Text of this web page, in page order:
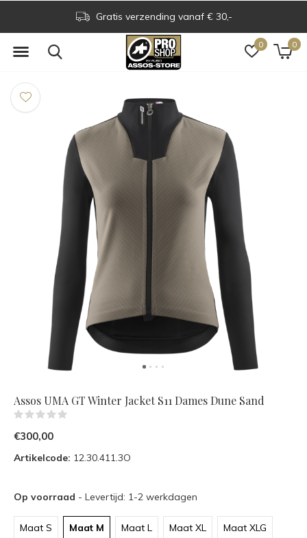
0 0
Gratis verzending vanaf € 30,-
Assos UMA GT Winter Jacket S11 Dames Dune Sand
€300,00
Artikelcode: 12.30.411.3O
Op voorraad - Levertijd: 1-2 werkdagen
Maat S Maat M Maat L Maat XL Maat XLG